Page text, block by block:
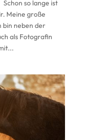
so lange ist
Meine große
bin neben der
als Fotografin